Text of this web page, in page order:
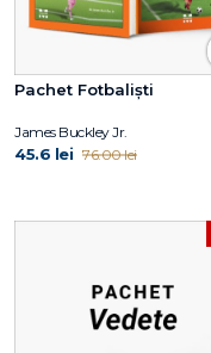
Pachet Fotbaliști
James Buckley Jr.
45.6 lei 76.00 lei